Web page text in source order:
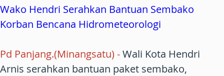
Wako Hendri Serahkan Bantuan Sembako
Korban Bencana Hidrometeorologi
Pd Panjang.(Minangsatu) -Wali Kota Hendri
Arnis serahkan bantuan paket sembako,